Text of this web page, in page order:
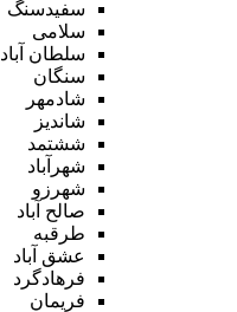
سفیدسنگ
سلامی
سلطان آباد
سنگان
شادمهر
شاندیز
ششتمد
شهرآباد
شهرزو
صالح آباد
طرقبه
عشق آباد
فرهادگرد
فریمان